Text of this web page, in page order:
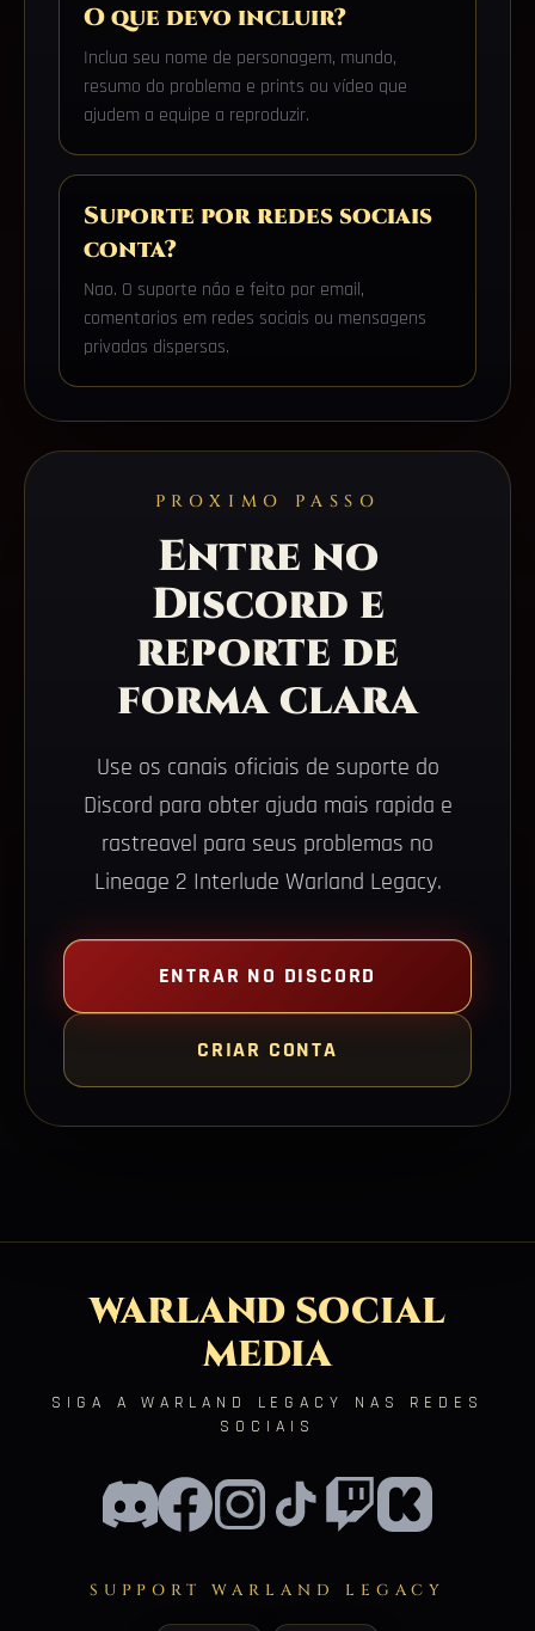
O que devo incluir?
Inclua seu nome de personagem, mundo,
resumo do problema e prints ou vídeo que
ajudem a equipe a reproduzir.
Suporte por redes sociais
conta?
Nao. O suporte não e feito por email,
comentarios em redes sociais ou mensagens
privadas dispersas.
PROXIMO PASSO
Entre no
Discord e
reporte de
forma clara
Use os canais oficiais de suporte do
Discord para obter ajuda mais rapida e
rastreavel para seus problemas no
Lineage 2 Interlude Warland Legacy.
ENTRAR NO DISCORD
CRIAR CONTA
WARLAND SOCIAL
MEDIA
SIGA A WARLAND LEGACY NAS REDES
SOCIAIS
SUPPORT WARLAND LEGACY